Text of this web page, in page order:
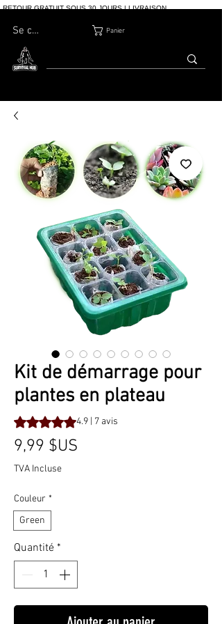
RETOUR GRATUIT SOUS 30 JOURS | LIVRAISON
Panier
Se connecter
Kit de démarrage pour
plantes en plateau
La note est de 4.9 sur cinq étoiles selon 7
4.9 | 7 avis
9,99 $US
TVA Incluse
Couleur *
Green
Quantité *